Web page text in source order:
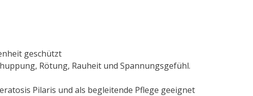
geschützt
Rötung, Rauheit und Spannungsgefühl.
Pilaris und als begleitende Pflege geeignet